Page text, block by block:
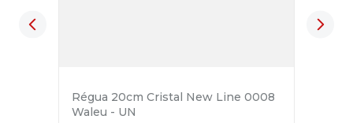
Régua 20cm Cristal New Line 0008
Waleu - UN